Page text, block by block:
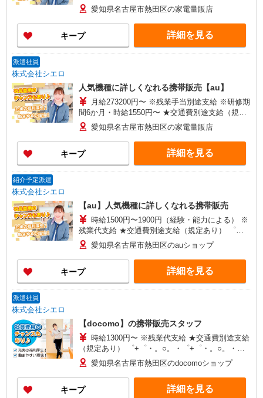
あり） ゜+゜・。○。・゜+゜・。○。・゜+゜ 入
社祝い金10万円支給(規定有) お友達を紹介頂くと,
インセンティブ支給(規定有) ゜・。○。・゜
+゜・。○。・゜+゜
愛知県名古屋市熱田区の家電量販店
キープ 詳細を見る
派遣社員
株式会社シエロ
人気機種に詳しくなれる携帯販売【au】
月給273200円〜 ※残業手当別途支給 ※研修期
間6か月・時給1550円〜 ★交通費別途支給（規定
あり） ゜+゜・。○。・゜+゜・。○。・゜+゜ 入
社祝い金10万円支給(規定有) お友達を紹介頂くと,
インセンティブ支給(規定有) ゜・。○。・゜
+゜・。○。・゜+゜
愛知県名古屋市熱田区の家電量販店
キープ 詳細を見る
紹介予定派遣
株式会社シエロ
【au】人気機種に詳しくなれる携帯販売
時給1500円〜1900円（経験・能力による） ※
残業代支給 ★交通費別途支給（規定あり） ゜
+゜・。○。・゜+゜・。○。・゜+゜ 入社祝い金10
万円支給(規定有) お友達を紹介頂くと, インセンテ
ィブ支給(規定有) ★月2回払い・週払い可能（規程
有）★ ゜・。○。・゜+゜・。○。・゜+゜
愛知県名古屋市熱田区のauショップ
キープ 詳細を見る
派遣社員
株式会社シエロ
【docomo】の携帯販売スタッフ
時給1300円〜 ※残業代支給 ★交通費別途支給
（規定あり） ゜+゜・。○。・゜+゜・。○。・゜
+゜ 入社祝い金10万円支給(規定有) お友達を紹介
頂くと, インセンティブ支給(規定有) ★月2回払
い・週払い可能（規程有）★ ゜・。○。・゜
+゜・。○。・゜+゜
愛知県名古屋市熱田区のdocomoショップ
キープ 詳細を見る